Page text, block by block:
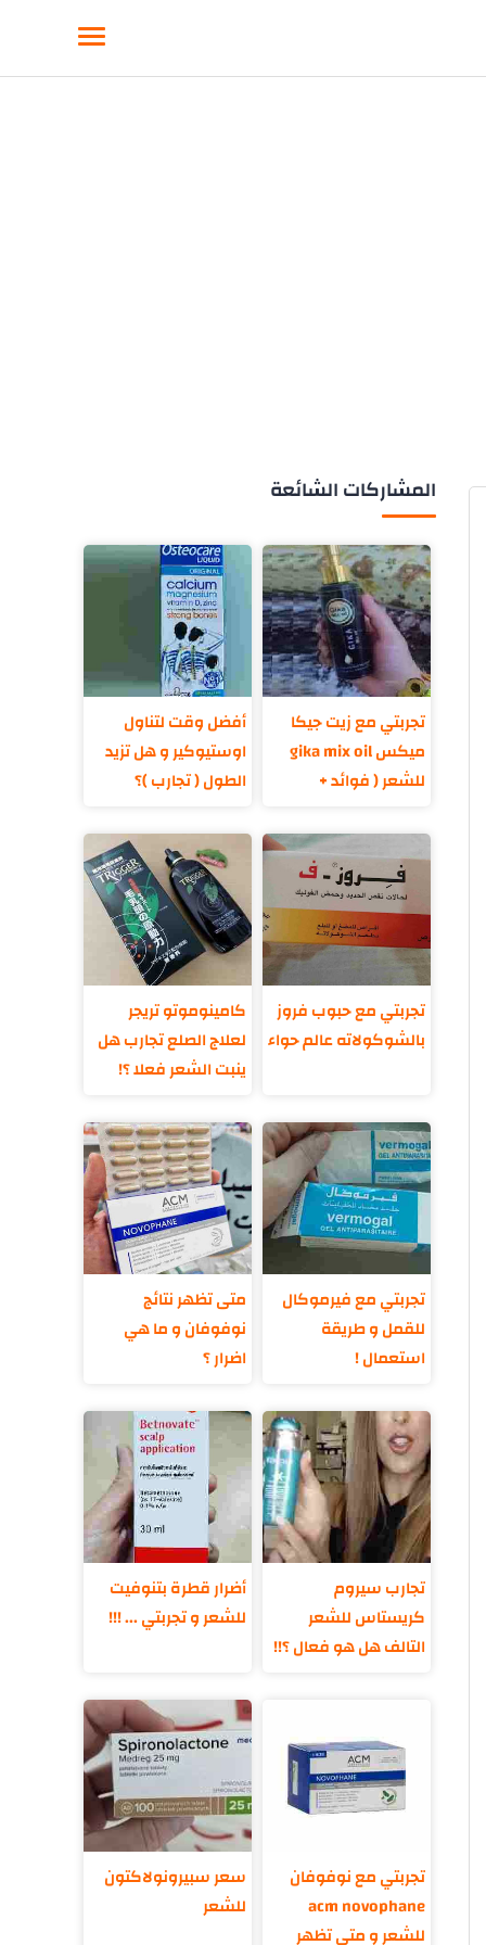
المشاركات الشائعة
تجربتي مع زيت جيكا
ميكس gika mix oil
للشعر ( فوائد +
أفضل وقت لتناول
اوستيوكير و هل تزيد
الطول ( تجارب )؟
تجربتي مع حبوب فروز
بالشوكولاته عالم حواء
كامينوموتو تريجر
لعلاج الصلع تجارب هل
ينبت الشعر فعلا ؟!
تجربتي مع فيرموكال
للقمل و طريقة
استعمال !
متى تظهر نتائج
نوفوفان و ما هي
اضرار ؟
تجارب سيروم
كريستاس للشعر
التالف هل هو فعال ؟!!
أضرار قطرة بتنوفيت
للشعر و تجربتي ... !!!
تجربتي مع نوفوفان
acm novophane
للشعر و متى تظهر
سعر سبيرونولاكتون
للشعر